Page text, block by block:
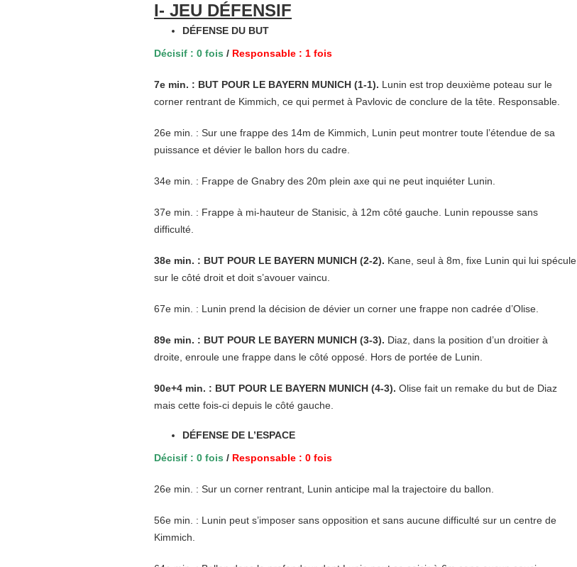
I- JEU DÉFENSIF
DÉFENSE DU BUT
Décisif : 0 fois / Responsable : 1 fois
7e min. : BUT POUR LE BAYERN MUNICH (1-1). Lunin est trop deuxième poteau sur le
corner rentrant de Kimmich, ce qui permet à Pavlovic de conclure de la tête. Responsable.
26e min. : Sur une frappe des 14m de Kimmich, Lunin peut montrer toute l’étendue de sa
puissance et dévier le ballon hors du cadre.
34e min. : Frappe de Gnabry des 20m plein axe qui ne peut inquiéter Lunin.
37e min. : Frappe à mi-hauteur de Stanisic, à 12m côté gauche. Lunin repousse sans
difficulté.
38e min. : BUT POUR LE BAYERN MUNICH (2-2). Kane, seul à 8m, fixe Lunin qui lui spécule
sur le côté droit et doit s’avouer vaincu.
67e min. : Lunin prend la décision de dévier un corner une frappe non cadrée d’Olise.
89e min. : BUT POUR LE BAYERN MUNICH (3-3). Diaz, dans la position d’un droitier à
droite, enroule une frappe dans le côté opposé. Hors de portée de Lunin.
90e+4 min. : BUT POUR LE BAYERN MUNICH (4-3). Olise fait un remake du but de Diaz
mais cette fois-ci depuis le côté gauche.
DÉFENSE DE L’ESPACE
Décisif : 0 fois / Responsable : 0 fois
26e min. : Sur un corner rentrant, Lunin anticipe mal la trajectoire du ballon.
56e min. : Lunin peut s’imposer sans opposition et sans aucune difficulté sur un centre de
Kimmich.